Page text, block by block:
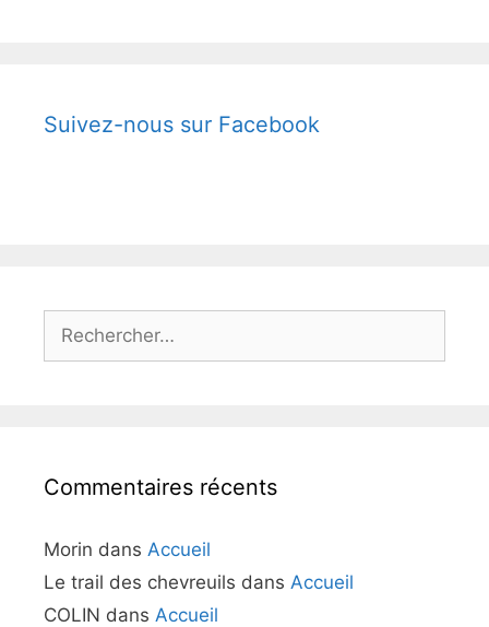
Suivez-nous sur Facebook
Rechercher :
Commentaires récents
Morin dans Accueil
Le trail des chevreuils dans Accueil
COLIN dans Accueil